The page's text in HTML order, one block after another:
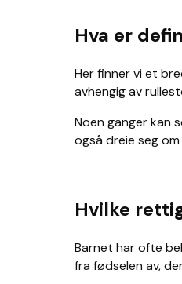
Hva er
Her finner vi et
avhengig av
Noen ganger kan
også dreie seg
Hvilke
Barnet har ofte
fra fødselen av,